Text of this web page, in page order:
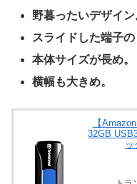
野暮ったいデザイン
スライドした端子の
本体サイズが長め。
横幅も大きめ。
【
32GB